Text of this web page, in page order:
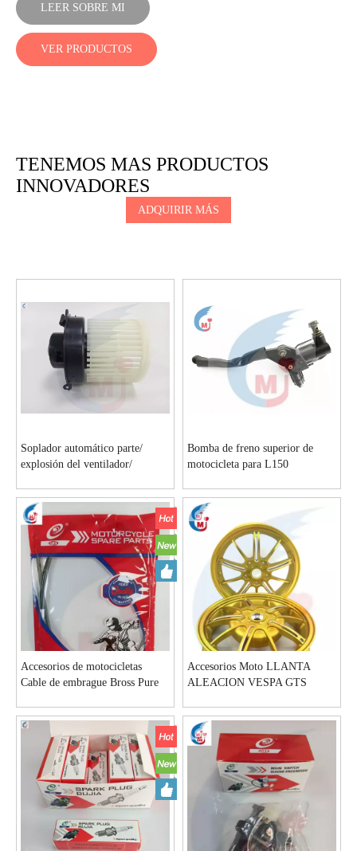
LEER SOBRE MI
VER PRODUCTOS
TENEMOS MAS PRODUCTOS
INNOVADORES
ADQUIRIR MÁS
Soplador automático parte/
explosión del ventilador/
automotriz soplador de aire
Bomba de freno superior de
motocicleta para L150
Accesorios de motocicletas
Cable de embrague Bross Pure
Accesorios Moto LLANTA
ALEACION VESPA GTS